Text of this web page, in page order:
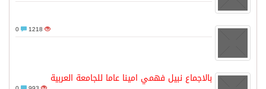
1218
بالاجماع نبيل فهمي امينا عاما للجامعة العربية